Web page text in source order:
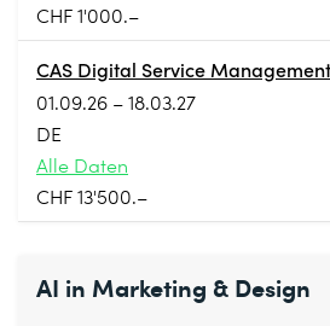
CHF 1'000.–
CAS Digital Service
01.09.26 – 18.03.27
DE
Alle Daten
CHF 13'500.–
AI in Marketing & Design